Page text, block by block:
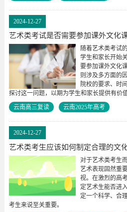
2024-12-27
艺术类考试是否需要参加课外文化
随着艺术类考试
学生和家长开始
要参加课外文化
则涉及多方面的
院校的要求、时
探讨这一问题，以期为学生和家长提供有价
云南高三复读
云南2025年高考
2024-12-27
艺术类考生应该如何制定合理的文
对于艺术类考生
艺术表现固然重
视。在激烈的高
定艺术生能否进
定一个科学、合
考生来说至关重要。